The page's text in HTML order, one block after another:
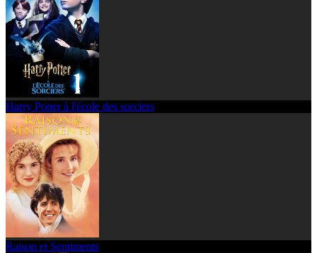
Harry Potter à l'école des sorciers
Raison et Sentiments